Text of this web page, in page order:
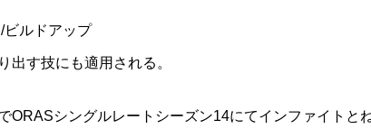
ビルドアップ
出す技にも適用される。
ORASシングルレートシーズン14にてインファイトと